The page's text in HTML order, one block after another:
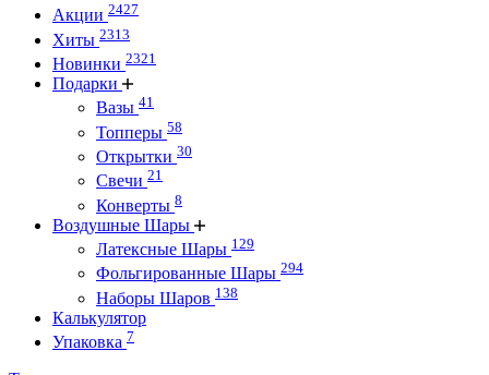
Акции 2427
Хиты 2313
Новинки 2321
Подарки
Вазы 41
Топперы 58
Открытки 30
Свечи 21
Конверты 8
Воздушные Шары
Латексные Шары 129
Фольгированные Шары 294
Наборы Шаров 138
Калькулятор
Упаковка 7